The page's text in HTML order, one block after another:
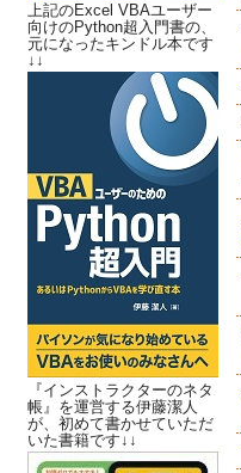
上記のExcel VBAユーザー
向けのPython超入門書の、
元になったキンドル本です
↓↓
『インストラクターのネタ
帳』を運営する伊藤潔人
が、初めて書かせていただ
いた書籍です↓↓